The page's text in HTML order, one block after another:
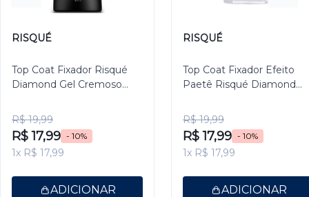
RISQUÉ
Top Coat Fixador Risqué
Diamond Gel Cremoso
R$ 19,99
R$ 17,99 - 10%
1x R$ 17,99
ADICIONAR
RISQUÉ
Top Coat Fixador Efeito
Paetê Risqué Diamond
R$ 19,99
R$ 17,99 - 10%
1x R$ 17,99
ADICIONAR